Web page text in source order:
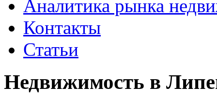
Аналитика рынка
Контакты
Статьи
Недвижимость в